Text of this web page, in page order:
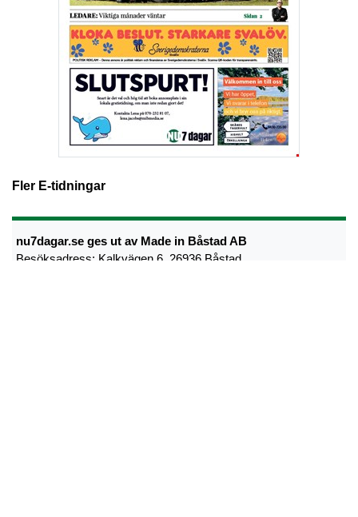
Fler E-tidningar
nu7dagar.se ges ut av Made in Båstad AB
Besöksadress: Kalkvägen 6, 26936 Båstad